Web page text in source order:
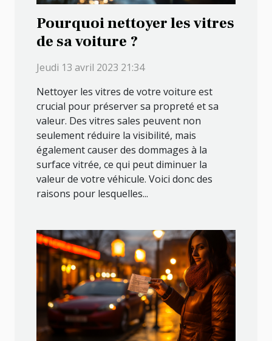
Pourquoi nettoyer les vitres
de sa voiture ?
Jeudi 13 avril 2023 21:34
Nettoyer les vitres de votre voiture est
crucial pour préserver sa propreté et sa
valeur. Des vitres sales peuvent non
seulement réduire la visibilité, mais
également causer des dommages à la
surface vitrée, ce qui peut diminuer la
valeur de votre véhicule. Voici donc des
raisons pour lesquelles...